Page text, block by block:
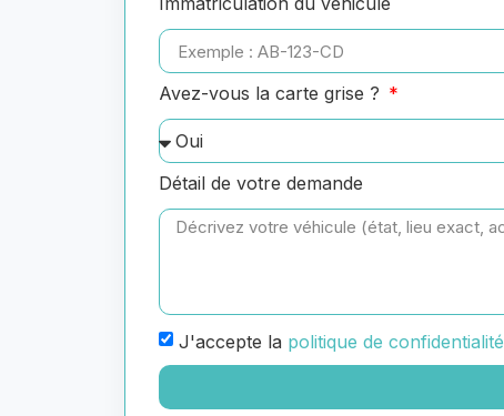
Avez-vous la carte grise ?
Détail de votre demande
J'accepte la politique de confidentialité